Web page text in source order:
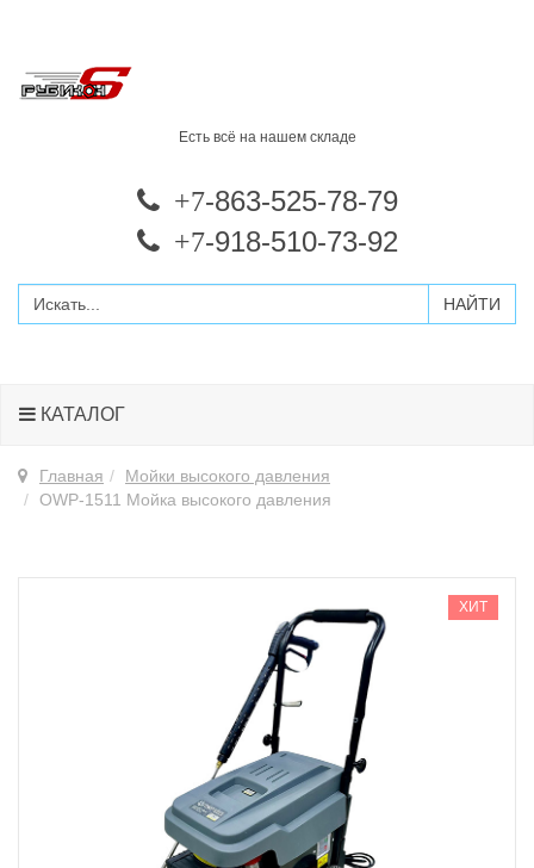
Есть всё на нашем складе
+7-863-525-78-79
+7-918-510-73-92
КАТАЛОГ
Главная
Мойки высокого давления
OWP-1511 Мойка высокого давления
ХИТ